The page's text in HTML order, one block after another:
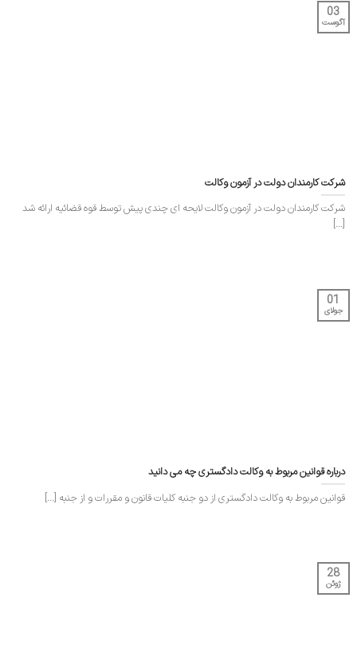
شرکت کارمندان دولت در آزمون وکالت
شرکت کارمندان دولت در آزمون وکالت لایحه ای چندی پیش توسط قوه قضائیه ارائه شد
[...]
03
آگوست
درباره قوانین مربوط به وکالت دادگستری چه می دانید
قوانین مربوط به وکالت دادگستری از دو جنبه کلیات قانون و مقررات و از جنبه [...]
01
جولای
28
ژوئن